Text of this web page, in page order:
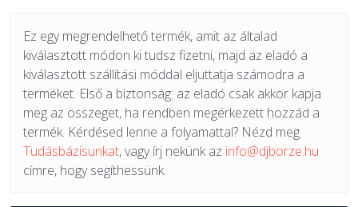
Ez egy megrendelhető termék, amit az általad
kiválasztott módon ki tudsz fizetni, majd az eladó a
kiválasztott szállítási móddal eljuttatja számodra a
terméket. Első a biztonság: az eladó csak akkor kapja
meg az összeget, ha rendben megérkezett hozzád a
termék. Kérdésed lenne a folyamattal? Nézd meg
Tudásbázisunkat, vagy írj nekünk az info@djborze.hu
címre, hogy segíthessünk.